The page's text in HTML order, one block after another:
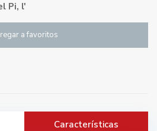
Pi, l'
a favoritos
Características